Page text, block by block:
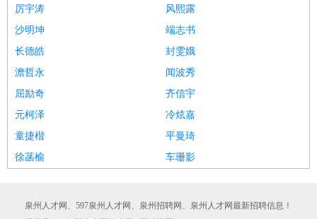
厉宇涛
风熙露
沙明坤
端志书
长德皓
封雯娥
澹哲永
闻波秀
屈励奇
齐信宇
元柯泽
冷炫嘉
童捷楷
平曼琦
徐菡榆
车珊影
泉州人才网、597泉州人才网、泉州招聘网、泉州人才网最新招聘信息！